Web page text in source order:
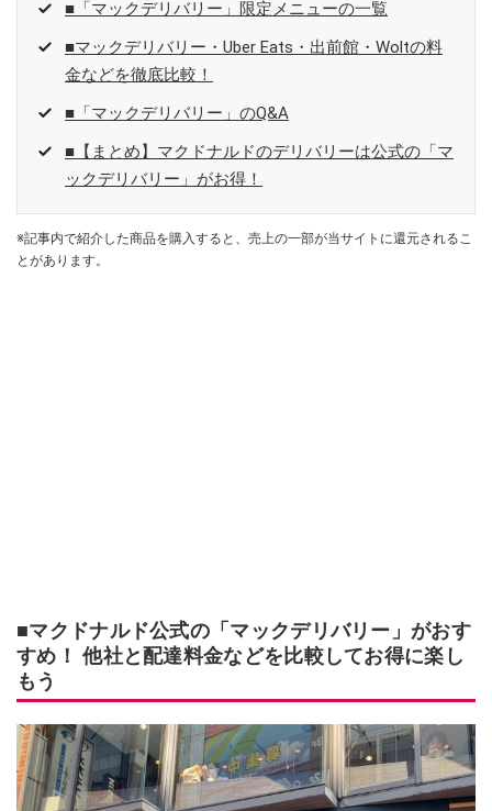
■「マックデリバリー」限定メニューの一覧
■マックデリバリー・Uber Eats・出前館・Woltの料
金などを徹底比較！
■「マックデリバリー」のQ&A
■【まとめ】マクドナルドのデリバリーは公式の「マ
ックデリバリー」がお得！
※記事内で紹介した商品を購入すると、売上の一部が当サイトに還元されるこ
とがあります。
■マクドナルド公式の「マックデリバリー」がおす
すめ！ 他社と配達料金などを比較してお得に楽し
もう